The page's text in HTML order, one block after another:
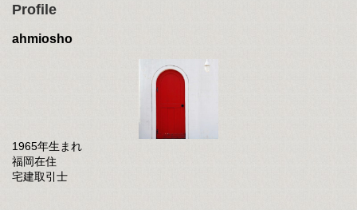
Profile
ahmiosho
1965年生まれ
福岡在住
宅建取引士